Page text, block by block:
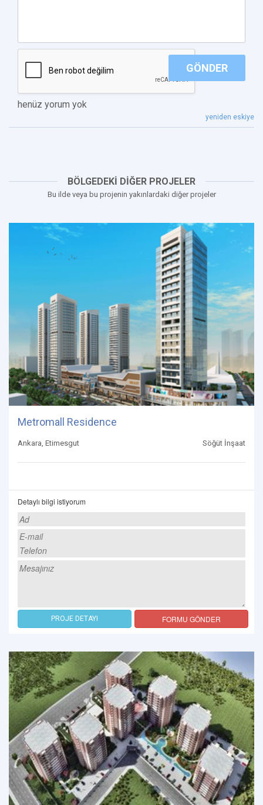
GÖNDER
henüz yorum yok
yeniden eskiye
BÖLGEDEKİ DİĞER PROJELER
Bu ilde veya bu projenin yakınlardaki diğer projeler
Metromall Residence
Ankara, Etimesgut Söğüt İnşaat
Detaylı bilgi istiyorum
PROJE DETAYI FORMU GÖNDER